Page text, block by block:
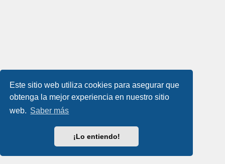
Este sitio web utiliza cookies para asegurar que
obtenga la mejor experiencia en nuestro sitio
web. Saber más
¡Lo entiendo!